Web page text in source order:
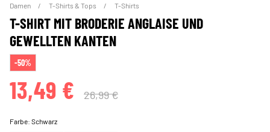
Damen T-Shirts & Tops T-Shirts
T-SHIRT MIT BRODERIE ANGLAISE UND
GEWELLTEN KANTEN
-50%
13,49 € 26,99 €
Farbe:Schwarz